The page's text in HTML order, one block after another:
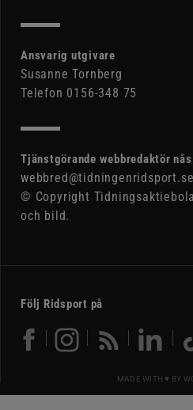
Ansvarig utgivare
Susanne Tornberg
Telefon 0156-348 75
Tjänstgörande webbredaktör
webbred@tidningenridsport.se
© Copyright
och bild.
Följ Ridsport på
MADE WITH ♥ BY